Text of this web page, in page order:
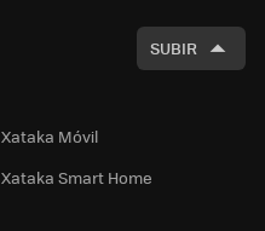
SUBIR
Xataka Móvil
Xataka Smart Home